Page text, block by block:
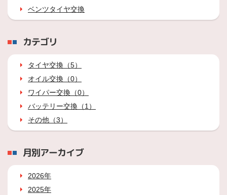
ベンツタイヤ交換
カテゴリ
タイヤ交換（5）
オイル交換（0）
ワイパー交換（0）
バッテリー交換（1）
その他（3）
月別アーカイブ
2026年
2025年